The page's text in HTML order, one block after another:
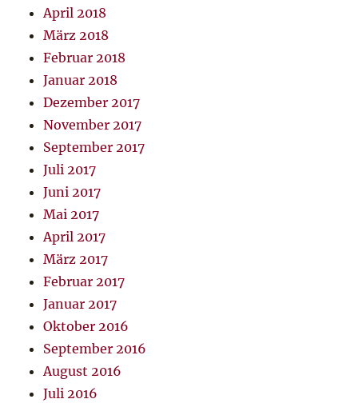
April 2018
März 2018
Februar 2018
Januar 2018
Dezember 2017
November 2017
September 2017
Juli 2017
Juni 2017
Mai 2017
April 2017
März 2017
Februar 2017
Januar 2017
Oktober 2016
September 2016
August 2016
Juli 2016